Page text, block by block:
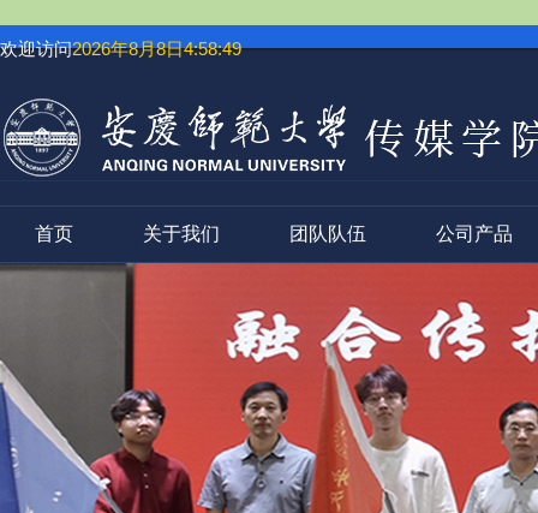
欢迎访问2026年8月8日4:58:50
首页 关于我们 团队队伍 公司产品